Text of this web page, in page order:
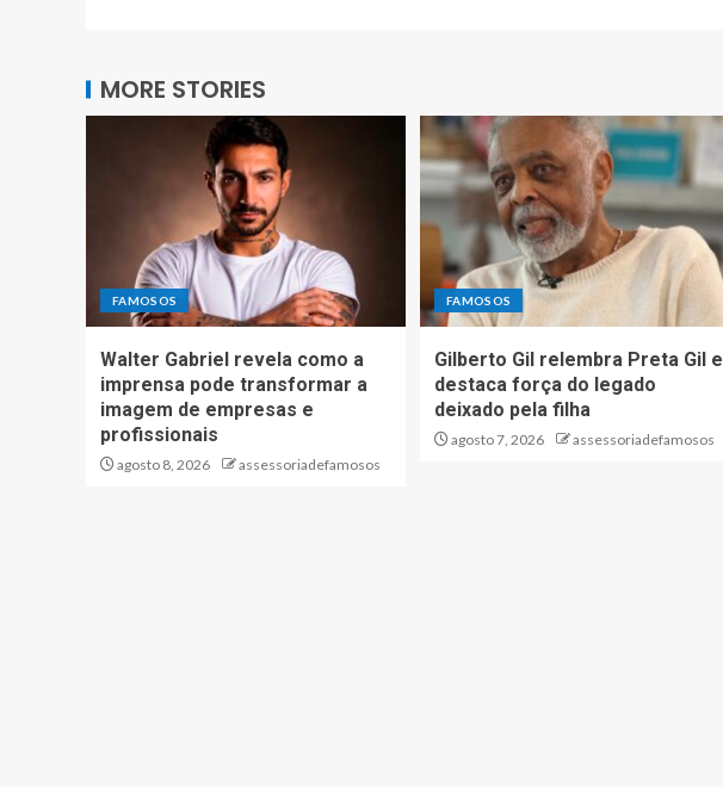
MORE STORIES
FAMOSOS
Walter Gabriel revela como a
imprensa pode transformar a
imagem de empresas e
profissionais
agosto 8, 2026 assessoriadefamosos
FAMOSOS
Gilberto Gil relembra Preta Gil e
destaca força do legado
deixado pela filha
agosto 7, 2026 assessoriadefamosos